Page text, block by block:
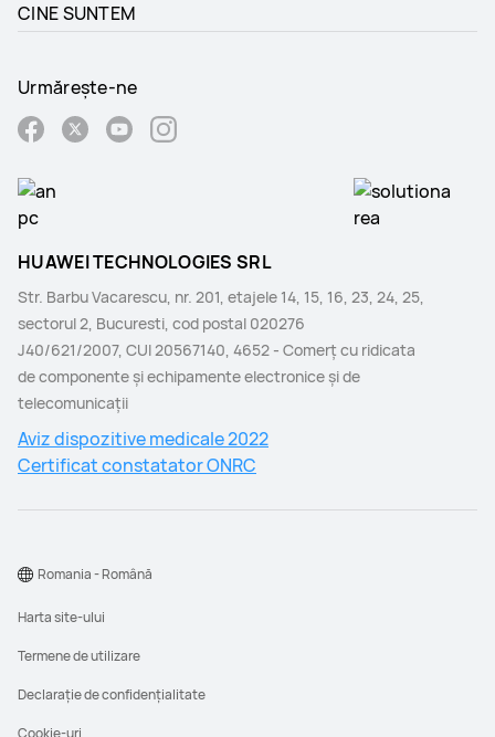
CINE SUNTEM
Urmărește-ne
HUAWEI TECHNOLOGIES SRL
Str. Barbu Vacarescu, nr. 201, etajele 14, 15, 16, 23, 24, 25,
sectorul 2, Bucuresti, cod postal 020276
J40/621/2007, CUI 20567140, 4652 - Comerţ cu ridicata
de componente şi echipamente electronice şi de
telecomunicaţii
Aviz dispozitive medicale 2022
Certificat constatator ONRC
Harta site-ului
Termene de utilizare
Declarație de confidențialitate
Cookie-uri
Romania - Română